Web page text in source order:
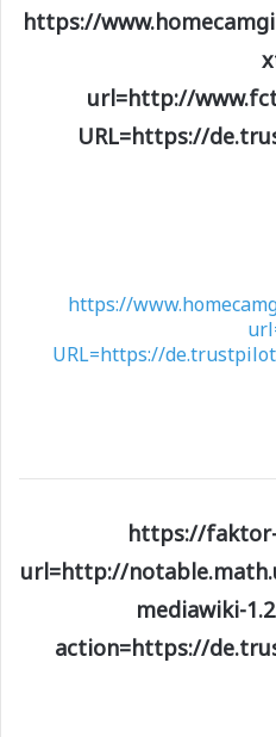
https://
url=http://
URL=https://
https://
URL=https://
https://
url=http://
mediawiki-
action=https://